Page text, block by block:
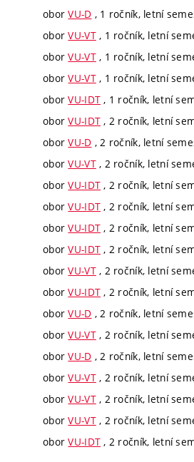
oborVU-D , 1 ročník, letní
oborVU-VT, 1 ročník, letní
oborVU-VT, 1 ročník, letní
oborVU-VT, 1 ročník, letní
oborVU-IDT , 1 ročník, letní
oborVU-IDT , 2 ročník, letní
oborVU-D , 2 ročník, letní
oborVU-VT, 2 ročník, letní
oborVU-IDT , 2 ročník, letní
oborVU-IDT , 2 ročník, letní
oborVU-IDT , 2 ročník, letní
oborVU-IDT , 2 ročník, letní
oborVU-VT, 2 ročník, letní
oborVU-IDT , 2 ročník, letní
oborVU-D , 2 ročník, letní
oborVU-VT, 2 ročník, letní
oborVU-D , 2 ročník, letní
oborVU-VT, 2 ročník, letní
oborVU-VT, 2 ročník, letní
oborVU-VT, 2 ročník, letní
oborVU-IDT , 2 ročník, letní